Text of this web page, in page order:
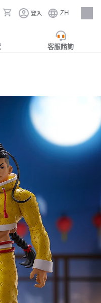
登入 ZH
人才招募
客服諮詢